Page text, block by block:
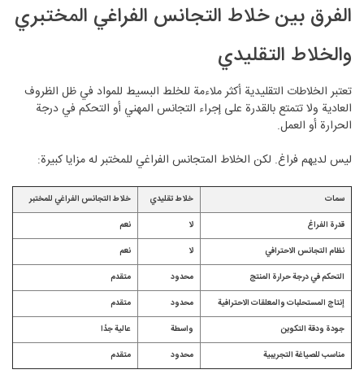
الفرق بين خلاط التجانس الفراغي المختبري
والخلاط التقليدي
تعتبر الخلاطات التقليدية أكثر ملاءمة للخلط البسيط للمواد في ظل الظروف
العادية ولا تتمتع بالقدرة على إجراء التجانس المهني أو التحكم في درجة
الحرارة أو العمل.
ليس لديهم فراغ. لكن الخلاط المتجانس الفراغي للمختبر له مزايا كبيرة:
سمات خلاط تقليدي
خلاط التجانس الفراغي للمختبر
قدرة الفراغ
لا
نعم
نظام التجانس الاحترافي
لا
نعم
التحكم في درجة حرارة المنتج
محدود
متقدم
إنتاج المستحلبات والمعلقات الاحترافية
محدود
متقدم
جودة ودقة التكوين
واسطة
عالية جدًا
مناسب للصياغة التجريبية
محدود متقدم